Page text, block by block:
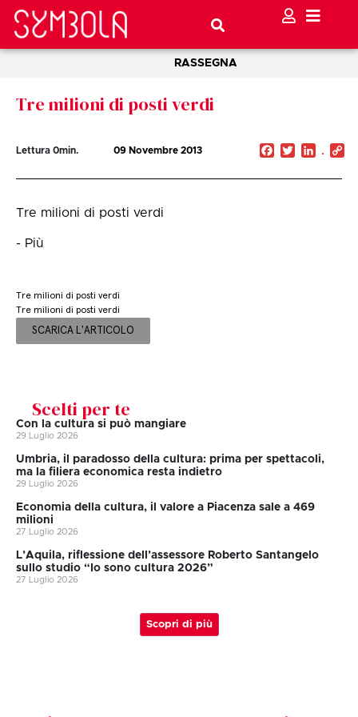
RASSEGNA
Tre milioni di posti verdi
Lettura 0min. 09 Novembre 2013 Facebook
Twitter
Tre milioni di posti verdi
- Più
Tre milioni di posti verdi
Tre milioni di posti verdi
SCARICA L'ARTICOLO
Scelti per te
Con la cultura si può mangiare
29 Luglio 2026
Umbria, il paradosso della cultura: prima per spettacoli,
ma la filiera economica resta indietro
29 Luglio 2026
Economia della cultura, il valore a Piacenza sale a 469
milioni
27 Luglio 2026
L’Aquila, riflessione dell’assessore Roberto Santangelo
sullo studio “Io sono cultura 2026”
27 Luglio 2026
Scopri di più